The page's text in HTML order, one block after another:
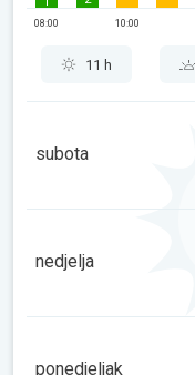
08:00 10:00
11 h
subota
11 h
nedjelja
ponedjeljak